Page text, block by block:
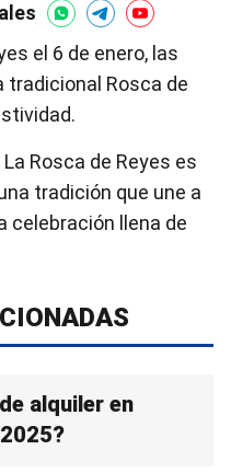
el 6 de enero, las
tradicional Rosca de
Rosca de Reyes es
tradición que une a
celebración llena de
alquiler en